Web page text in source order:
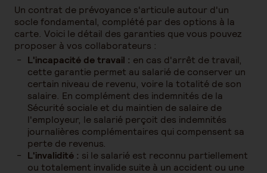
Un contrat de prévoyance s'articule autour d'un
socle fondamental, complété par des options à la
carte. Voici le détail des garanties que vous pouvez
proposer à vos collaborateurs :
L'incapacité de travail : en cas d'arrêt de travail,
cette garantie permet au salarié de conserver un
certain niveau de revenu, voire la totalité de son
salaire. En complément des indemnités de la
Sécurité sociale et du maintien de salaire de
l'employeur, le salarié perçoit des indemnités
journalières complémentaires qui compensent sa
perte de revenus.
L'invalidité : si le salarié est reconnu partiellement
ou totalement invalide suite à un accident ou une